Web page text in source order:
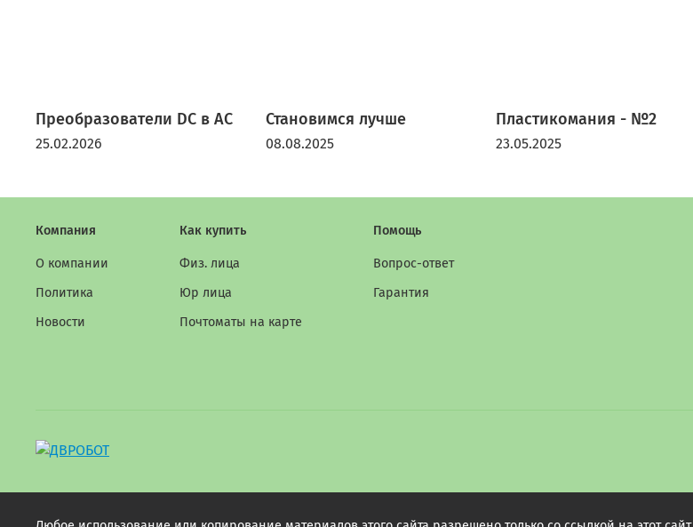
Преобразователи DC в AC
25.02.2026
Становимся лучше
08.08.2025
Пластикомания - №2
23.05.2025
Компания
О компании
Политика
Новости
Как купить
Физ. лица
Юр лица
Почтоматы на карте
Помощь
Вопрос-ответ
Гарантия